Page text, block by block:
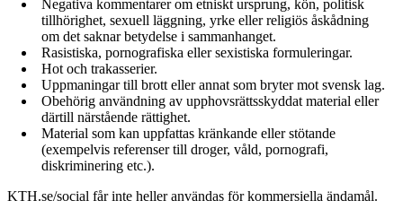
Negativa kommentarer om etniskt ursprung, kön, politisk
tillhörighet, sexuell läggning, yrke eller religiös åskådning
om det saknar betydelse i sammanhanget.
Rasistiska, pornografiska eller sexistiska formuleringar.
Hot och trakasserier.
Uppmaningar till brott eller annat som bryter mot svensk lag.
Obehörig användning av upphovsrättsskyddat material eller
därtill närstående rättighet.
Material som kan uppfattas kränkande eller stötande
(exempelvis referenser till droger, våld, pornografi,
diskriminering etc.).
KTH.se/social får inte heller användas för kommersiella ändamål.